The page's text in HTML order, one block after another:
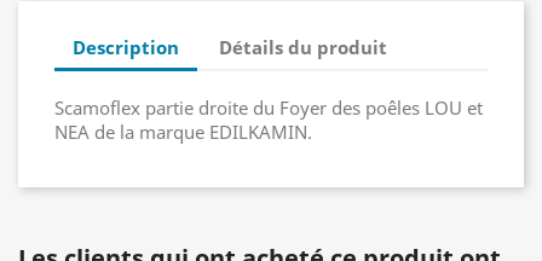
Description Détails du produit
Scamoflex partie droite du Foyer des poêles LOU et
NEA de la marque EDILKAMIN.